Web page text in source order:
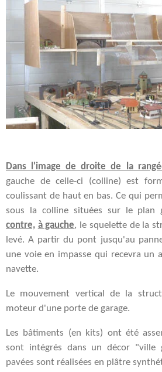
Dans l'image de droite de la
gauche de celle-ci (colline) est
coulissant de haut en bas. Ce qui
sous la colline situées sur le plan
contre, à gauche, le squelette de la
levé. A partir du pont jusqu'au
une voie en impasse qui recevra un
navette.
Le mouvement vertical de la
moteur d'une porte de garage.
Les bâtiments (en kits) ont été
sont intégrés dans un décor "ville
pavées sont réalisées en plâtre